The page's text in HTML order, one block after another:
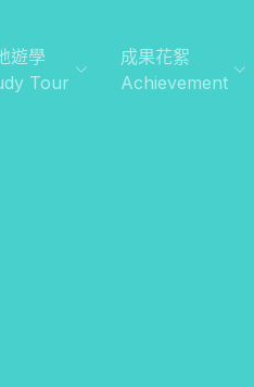
遊學
Tour
成果花絮
Achievement